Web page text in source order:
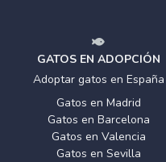
GATOS EN ADOPCIÓN
Adoptar gatos en España
Gatos en Madrid
Gatos en Barcelona
Gatos en Valencia
Gatos en Sevilla